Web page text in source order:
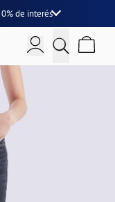
0% de interés